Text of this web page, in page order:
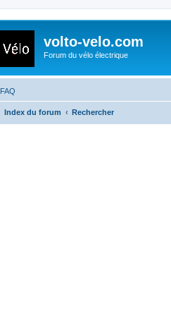
volto-velo.com
Forum du vélo électrique
FAQ
Index du forum Rechercher